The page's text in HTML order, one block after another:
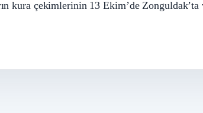
kura çekimlerinin 13 Ekim’de Zonguldak’ta